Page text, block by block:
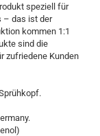
speziell für
– das ist der
kommen 1:1
sind die
zufriedene Kunden